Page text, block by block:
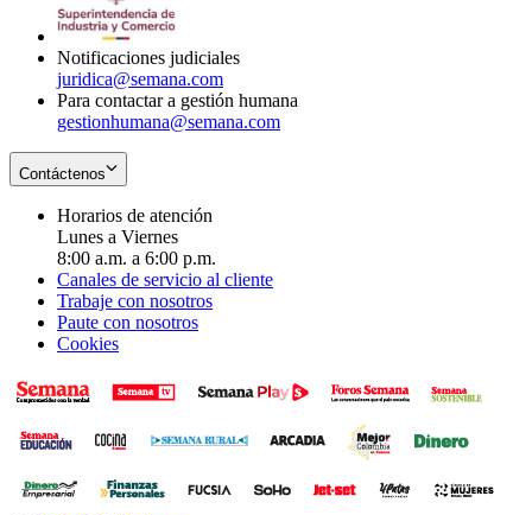
Notificaciones judiciales
juridica@semana.com
Para contactar a gestión humana
gestionhumana@semana.com
Contáctenos
Horarios de atención
Lunes a Viernes
8:00 a.m. a 6:00 p.m.
Canales de servicio al cliente
Trabaje con nosotros
Paute con nosotros
Cookies